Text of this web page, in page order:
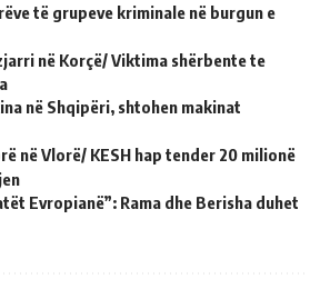
të grupeve kriminale në burgun e
në Korçë/ Viktima shërbente te
në Shqipëri, shtohen makinat
në Vlorë/ KESH hap tender 20 milionë
Evropianë”: Rama dhe Berisha duhet